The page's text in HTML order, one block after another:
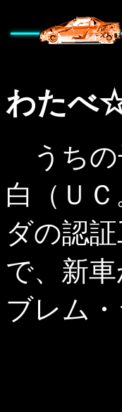
わたべ
うちの
白（Ｕ
ダの認
で、新
ブレム